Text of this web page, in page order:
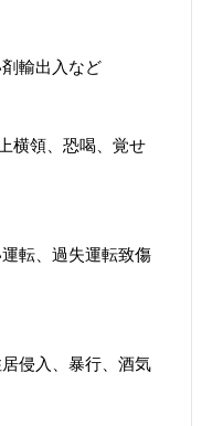
輸出入など
横領、恐喝、覚せ
転、過失運転致傷
侵入、暴行、酒気